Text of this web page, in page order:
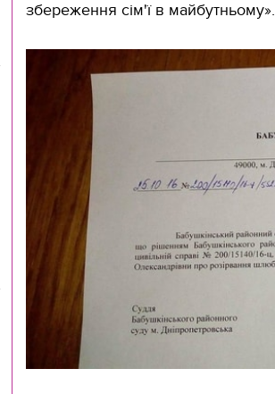
збереження сім'ї в майбутньому».